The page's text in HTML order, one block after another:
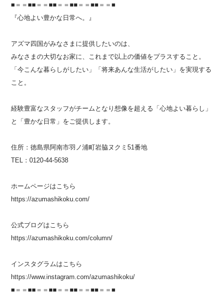
■＝＝■■＝＝■■＝＝■■＝＝■■＝＝■
『心地よい豊かな日常へ。』
アズマ四国がみなさまに提供したいのは、
みなさまの大切なお家に、これまで以上の価値をプラスすること。
「今こんな暮らしがしたい」「将来あんな生活がしたい」を実現する
こと。
経験豊富なスタッフがチームとなり想像を超える「心地よい暮らし」
と「豊かな日常」をご提供します。
住所：徳島県阿南市羽ノ浦町岩脇ヌクミ51番地
TEL：0120-44-5638
ホームページはこちら
https://azumashikoku.com/
公式ブログはこちら
https://azumashikoku.com/column/
インスタグラムはこちら
https://www.instagram.com/azumashikoku/
■＝＝■■＝＝■■＝＝■■＝＝■■＝＝■